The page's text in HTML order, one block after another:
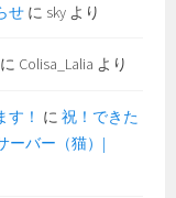
せ に sky より
に Colisa_Lalia より
！ に祝！できた
ーバー（猫）|